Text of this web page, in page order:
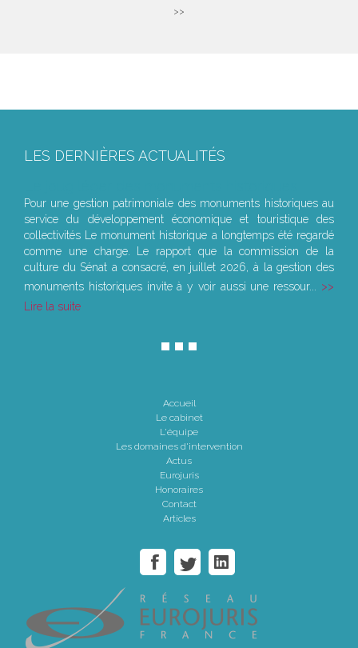
>>
LES DERNIÈRES ACTUALITÉS
Pour une gestion patrimoniale des monuments historiques au
service du développement économique et touristique des
collectivités Le monument historique a longtemps été regardé
comme une charge. Le rapport que la commission de la
culture du Sénat a consacré, en juillet 2026, à la gestion des
monuments historiques invite à y voir aussi une ressour...
Lire la suite
Accueil
Le cabinet
L'équipe
Les domaines d'intervention
Actus
Eurojuris
Honoraires
Contact
Articles